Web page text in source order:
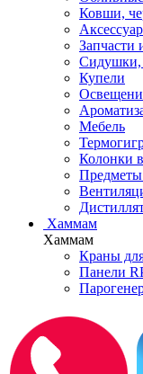
Ковши,
Запчасти
Сидушки,
Купели
Мебель
Колонки
Предметы
Хаммам
Хаммам
Краны
Панели